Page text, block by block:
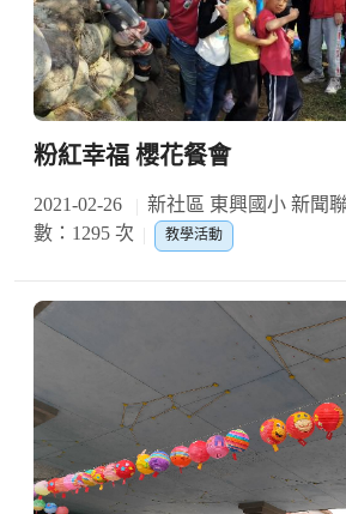
粉紅幸福 櫻花餐會
2021-02-26 新社區 東興國小 新聞
數：1295 次
教學活動